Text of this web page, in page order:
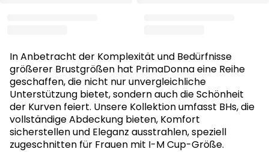
In Anbetracht der Komplexität und Bedürfnisse
größerer Brustgrößen hat PrimaDonna eine Reihe
geschaffen, die nicht nur unvergleichliche
Unterstützung bietet, sondern auch die Schönheit
der Kurven feiert. Unsere Kollektion umfasst BHs, die
vollständige Abdeckung bieten, Komfort
sicherstellen und Eleganz ausstrahlen, speziell
zugeschnitten für Frauen mit I-M Cup-Größe.